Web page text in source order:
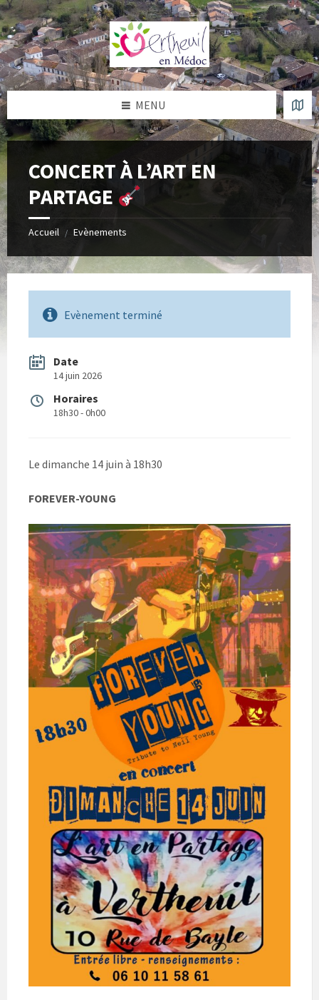
Skip
to
content
Skip
to
left
sidebar
Skip
to
right
sidebar
Skip
to
footer
MENU
CONCERT À L’ART EN
PARTAGE
Accueil / Evènements
Evènement terminé
Date
14 juin 2026
Horaires
18h30 - 0h00
Le dimanche 14 juin à 18h30
FOREVER-YOUNG